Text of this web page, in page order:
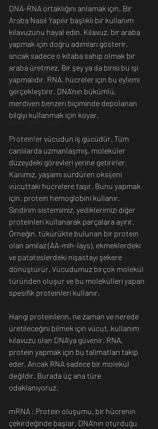
Günün Fotoğrafı
Biyoloji
Çevre
Kısa Kısa Bilim
Kimya
Bilim Tarihinde Bugün
Günün Bilim İnsanı
Matematik
Tıp
İnsan
Uzay
Resim
Sanat
Fotoğrafçılık
DNA-RNA ortaklığını anlamak için, Bir
Araba Nasıl Yapılır başlıklı bir kullanım
kılavuzunu hayal edin. Kılavuz, bir araba
yapmak için doğru adımları gösterir,
ancak sadece o kitaba sahip olmak bir
araba üretmez. Bir şey ya da birisi bu işi
yapmalıdır. RNA, hücreler için bu eylemi
gerçekleştirir. DNA'nın bükümlü,
merdiven benzeri biçiminde depolanan
bilgiyi kullanmak için koyar.
Proteinler vücudun iş gücüdür. Tüm
canlılarda uzmanlaşmış, moleküler
düzeydeki görevleri yerine getirirler.
Kanımız, yaşamı sürdüren oksijeni
vücuttaki hücrelere taşır. Bunu yapmak
için, protein hemoglobini kullanır.
Sindirim sistemimiz, yediklerimizi diğer
proteinleri kullanarak parçalara ayırır.
Örneğin, tükürükte bulunan bir protein
olan amilaz (AA-mih-lays), ekmeklerdeki
ve patateslerdeki nişastayı şekere
dönüştürür. Vücudumuz birçok molekül
türünden oluşur ve bu molekülleri yapan
spesifik proteinleri kullanır.
Hangi proteinlerin, ne zaman ve nerede
üretileceğini bilmek için vücut, kullanım
kılavuzu olan DNA'ya güvenir. RNA,
protein yapmak için bu talimatları takip
eder. Ancak RNA sadece bir molekül
değildir. Burada üç ana türe
odaklanıyoruz.
mRNA : Protein oluşumu, bir hücrenin
çekirdeğinde başlar. DNA'nın oturduğu